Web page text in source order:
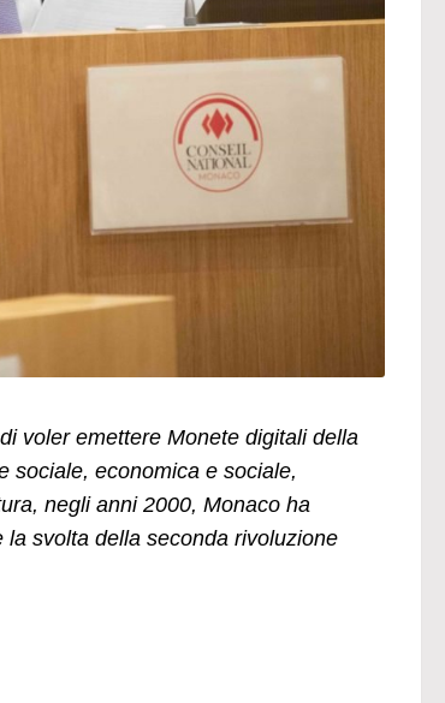
voler emettere Monete digitali della
sociale, economica e sociale,
negli anni 2000, Monaco ha
svolta della seconda rivoluzione